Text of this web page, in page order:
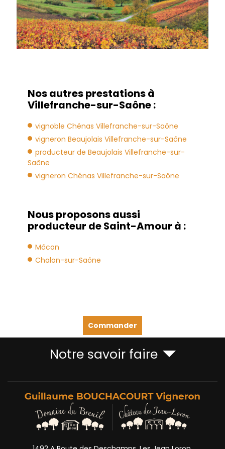
Nos autres prestations à
Villefranche-sur-Saône :
vignoble Chénas Villefranche-sur-Saône
vigneron Beaujolais Villefranche-sur-Saône
producteur de Beaujolais Villefranche-sur-
Saône
vigneron Chénas Villefranche-sur-Saône
Nous proposons aussi
producteur de Saint-Amour à :
Mâcon
Chalon-sur-Saône
Commander
Notre savoir faire